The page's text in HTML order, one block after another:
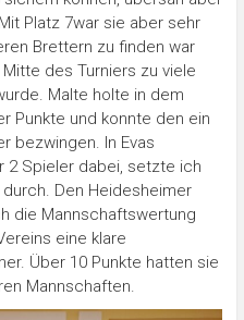
Platz 7war sie aber sehr
Brettern zu finden war
des Turniers zu viele
Malte holte in dem
Punkte und konnte den ein
bezwingen. In Evas
2 Spieler dabei, setzte ich
Den Heidesheimer
die Mannschaftswertung
eine klare
Über 10 Punkte hatten sie
Mannschaften.